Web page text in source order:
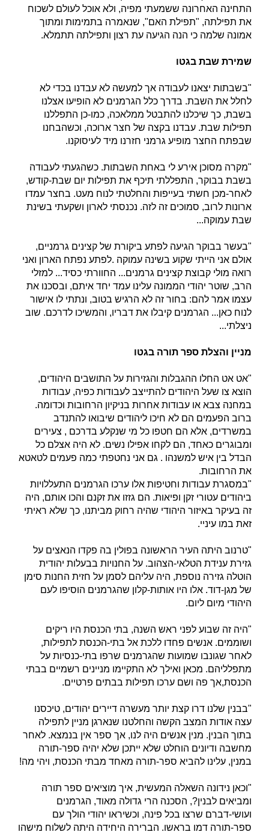
התחינה האחרונה ששמעתי מפיה, ולא אוכל לעולם לשכוח
את תפילתה, "תפילת האם", שנאמרה בתמימות ומתוך
אמונה שלמה כי הנה הגיעה עת רצון ותפילתה תתמלא.
שמירת שבת בגטו
"בשבתות יצאנו לעבודה אך למעשה לא עבדנו בכדי לא
לחלל את השבת. בדרך כלל הגרמנים לא הופיעו אצלנו
בשבת, כך שיכלנו להתבטל ממלאכה, כמו-כן התפללנו
תפילות שבת. עבדנו בקצה של חצר ארוכה, וכשהבחנו
שבפתח החצר מופיע גרמני חזרנו מיד לעיסוקנו.
"מקרה מסוכן אירע לי באחת השבתות. כשהגעתי לעבודה
בשבת בבוקר, התפללתי תיכף את תפילות יום שבת-קודש,
לאחר-מכן חשתי בעייפות והחלטתי לנוח מעט. בחצר עמדו
ארונות לרוב, סמוכים זה לזה. נכנסתי לארון ושקעתי בשינת
שבת עמוקה...
"בעשר בבוקר הגיעה לפתע ביקורת של קצינים גרמניים,
אולם אני הייתי שקוע בשינה עמוקה .לפתע נפתח הארון ואני
רואה מולי קבוצת קצינים גרמנים... החוורתי כסיד... למזלי
הרב, שוטר יהודי הממונה עלינו עמד יחד איתם, ובסכנו את
עצמו אמר להם: בחור זה לא הרגיש בטוב, ונתתי לו אישור
לנוח כאן... הגרמנים קיבלו את דבריו, והמשיכו לדרכם. שוב
ניצלתי...
מניין והצלת ספר תורה בגטו
"אט אט החלו ההגבלות והגזירות על התושבים היהודים,
הוצא צו שעל היהודים להתייצב לעבודות כפיה, עבודות
במחנה צבא או עבודות אחרות בניקיון הרחובות וכדומה.
ברוב הפעמים הם לא חיכו ליהודים שיבואו להתנדב
במשרדים, אלא הם חטפו כל מי שנקלע בדרכם , צעירים
ומבוגרים כאחד, הם לקחו אפילו נשים. לא היה אצלם כל
הבדל בין איש למשנהו . גם אני נחטפתי כמה פעמים לטאטא
את הרחובות.
"במסגרת עבודות וחטיפות אלו ערכו הגרמנים התעללויות
ביהודים עטורי זקן ופיאות. הם גזזו את זקנם והכו אותם, היה
זה בעיקר באיזור היהודי שהיה רחוק מביתנו, כך שלא ראיתי
זאת במו עיניי.
"טרנוב היתה העיר הראשונה בפולין בה פקדו הנאצים על
גזירת ענידת הטלאי-הצהוב. על החנויות בבעלות יהודית
הוטלה גזירה נוספת, היה עליהם לסמן על חזית החנות סימן
של מגן-דוד. אלו היו אותות-קלון שהגרמנים הוסיפו לעם
היהודי מיום ליום.
"היה זה שבוע לפני ראש השנה, בתי הכנסת היו ריקים
ושוממים. אנשים פחדו ללכת אל בתי-הכנסת לתפילות,
לאחר שגונבו שמועות שהגרמנים שרפו בתי-כנסיות על
מתפלליהם. מכאן ואילך לא התקיימו מניינים רשמיים בבתי
הכנסת,אך פה ושם ערכו תפילות בבתים פרטיים.
"בבנין שלנו דרו קצת יותר מעשרה דיירים יהודים, טיכסנו
עצה אודות המצב הקשה והחלטנו שנארגן מניין לתפילה
בתוך הבנין. מנין אנשים היה לנו, אך ספר אין בנמצא. לאחר
מחשבה ודיונים הוחלט שלא ייתכן שלא יהיה ספר-תורה
במנין, עלינו להביא ספר-תורה מאחד מבתי הכנסת, ויהי מה!
"וכאן נידונה השאלה המעשית, איך מוציאים ספר תורה
ומביאים לבנין?, הסכנה הרי גדולה מאוד, הגרמנים
ועושי-דברם שרצו בכל פינה, וכשיראו יהודי הולך עם
ספר-תורה דמו בראשו. הברירה היחידה היתה לשלוח מישהו